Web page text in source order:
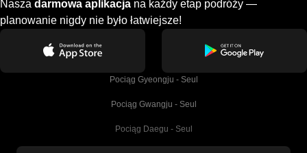
Nasza darmowa aplikacja na każdy etap podróży —
planowanie nigdy nie było łatwiejsze!
Pociąg Gyeongju - Seul
Pociąg Gwangju - Seul
Pociąg Daegu - Seul